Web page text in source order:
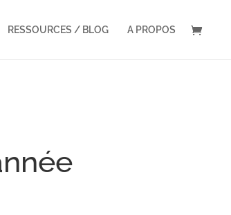
RESSOURCES / BLOG A PROPOS